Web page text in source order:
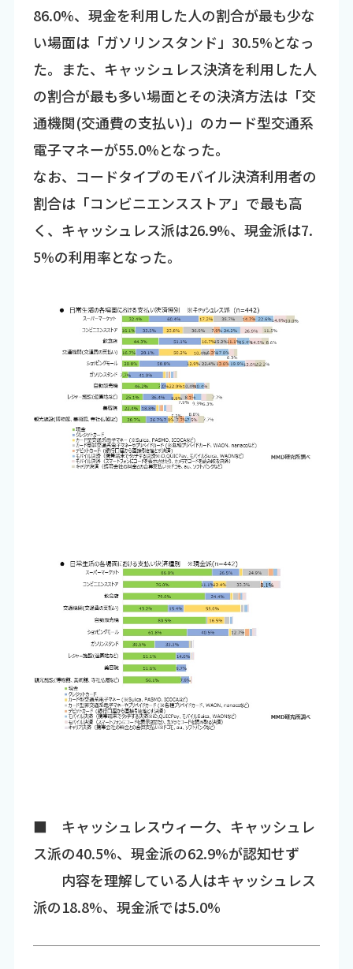
86.0%、現金を利用した人の割合が最も少な
い場面は「ガソリンスタンド」30.5%となっ
た。また、キャッシュレス決済を利用した人
の割合が最も多い場面とその決済方法は「交
通機関(交通費の支払い)」のカード型交通系
電子マネーが55.0%となった。
なお、コードタイプのモバイル決済利用者の
割合は「コンビニエンスストア」で最も高
く、キャッシュレス派は26.9%、現金派は7.
5%の利用率となった。
■ キャッシュレスウィーク、キャッシュレ
ス派の40.5%、現金派の62.9%が認知せず
内容を理解している人はキャッシュレス
派の18.8%、現金派では5.0%